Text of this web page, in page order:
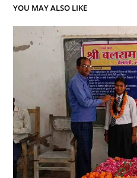
YOU MAY ALSO LIKE